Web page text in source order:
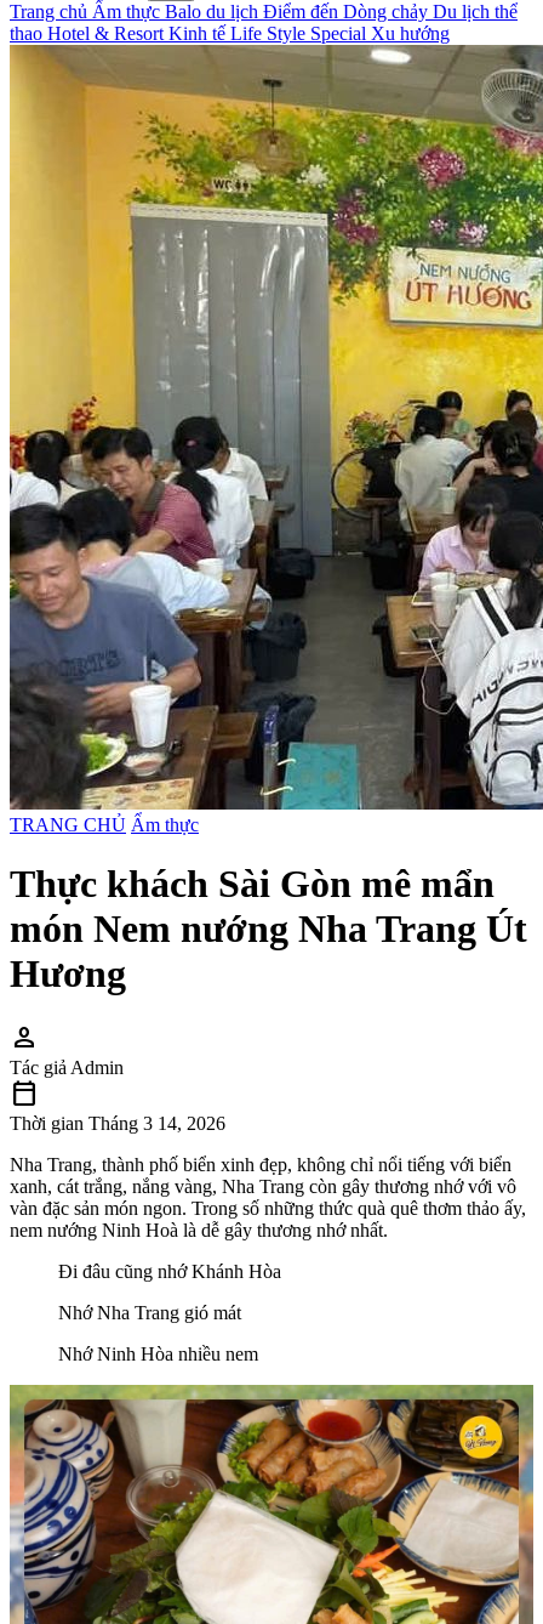
Trang chủ Ẩm thực Balo du lịch Điểm đến Dòng chảy Du lịch thể
thao Hotel & Resort Kinh tế Life Style Special Xu hướng
TRANG CHỦ Ẩm thực
Thực khách Sài Gòn mê mẩn
món Nem nướng Nha Trang Út
Hương
person
Tác giả Admin
calendar_today
Thời gian Tháng 3 14, 2026
Nha Trang, thành phố biển xinh đẹp, không chỉ nổi tiếng với biển
xanh, cát trắng, nắng vàng, Nha Trang còn gây thương nhớ với vô
vàn đặc sản món ngon. Trong số những thức quà quê thơm thảo ấy,
nem nướng Ninh Hoà là dễ gây thương nhớ nhất.
Đi đâu cũng nhớ Khánh Hòa
Nhớ Nha Trang gió mát
Nhớ Ninh Hòa nhiều nem